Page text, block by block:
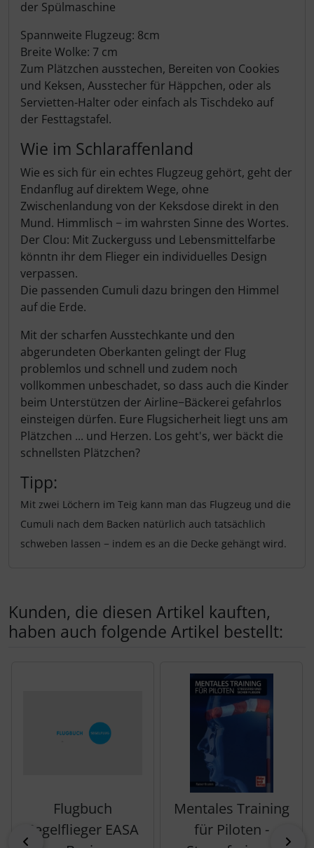
der Spülmaschine
Spannweite Flugzeug: 8cm
Breite Wolke: 7 cm
Zum Plätzchen ausstechen, Bereiten von Cookies
und Keksen, Ausstecher für Häppchen, oder als
Servietten-Halter oder einfach als Tischdeko auf
der Festtagstafel.
Wie im Schlaraffenland
Wie es sich für ein echtes Flugzeug gehört, geht der
Endanflug auf direktem Wege, ohne
Zwischenlandung von der Keksdose direkt in den
Mund. Himmlisch − im wahrsten Sinne des Wortes.
Der Clou: Mit Zuckerguss und Lebensmittelfarbe
könntn ihr dem Flieger ein individuelles Design
verpassen.
Die passenden Cumuli dazu bringen den Himmel
auf die Erde.
Mit der scharfen Ausstechkante und den
abgerundeten Oberkanten gelingt der Flug
problemlos und schnell und zudem noch
vollkommen unbeschadet, so dass auch die Kinder
beim Unterstützen der Airline−Bäckerei gefahrlos
einsteigen dürfen. Eure Flugsicherheit liegt uns am
Plätzchen ... und Herzen. Los geht's, wer bäckt die
schnellsten Plätzchen?
Tipp:
Mit zwei Löchern im Teig kann man das Flugzeug und die
Cumuli nach dem Backen natürlich auch tatsächlich
schweben lassen − indem es an die Decke gehängt wird.
Kunden, die diesen Artikel kauften,
haben auch folgende Artikel bestellt:
zurück
Flugbuch
Segelflieger EASA
Mentales Training
für Piloten -
Sonstiges